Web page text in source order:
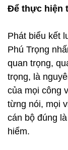
Để thực hiện
Phát biểu kết
Phú Trọng
quan trọng,
trọng, là
của mọi công
từng nói, mọi
cán bộ đúng
hiểm.